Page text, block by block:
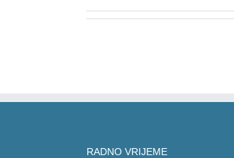
RADNO VRIJEME